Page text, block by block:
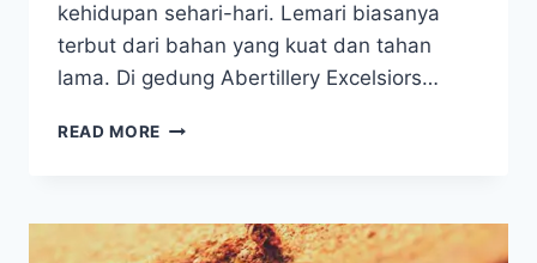
kehidupan sehari-hari. Lemari biasanya
terbut dari bahan yang kuat dan tahan
lama. Di gedung Abertillery Excelsiors…
READ MORE INILAH
LEMARI
PAKAIAN